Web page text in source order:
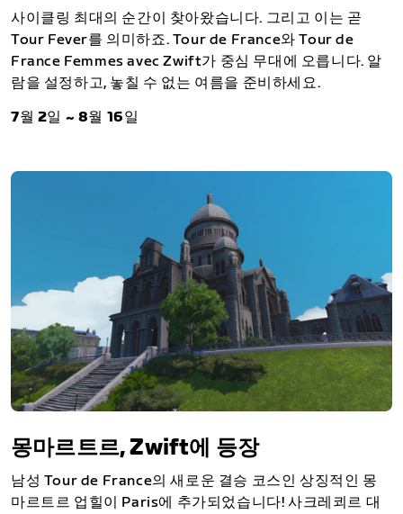
사이클링 최대의 순간이 찾아왔습니다. 그리고 이는 곧
Tour Fever를 의미하죠. Tour de France와 Tour de
France Femmes avec Zwift가 중심 무대에 오릅니다. 알
람을 설정하고, 놓칠 수 없는 여름을 준비하세요.
7월 2일 ~ 8월 16일
몽마르트르, Zwift에 등장
남성 Tour de France의 새로운 결승 코스인 상징적인 몽
마르트르 업힐이 Paris에 추가되었습니다! 사크레쾨르 대